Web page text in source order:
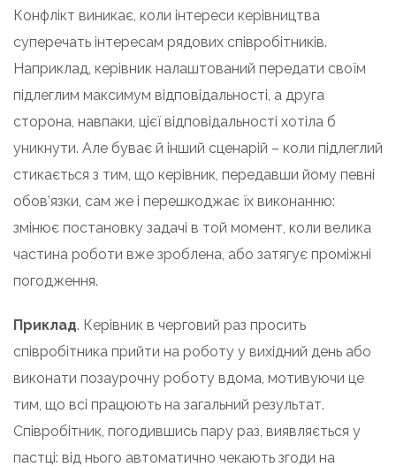
Конфлікт виникає, коли інтереси керівництва
суперечать інтересам рядових співробітників.
Наприклад, керівник налаштований передати своїм
підлеглим максимум відповідальності, а друга
сторона, навпаки, цієї відповідальності хотіла б
уникнути. Але буває й інший сценарій – коли підлеглий
стикається з тим, що керівник, передавши йому певні
обов’язки, сам же і перешкоджає їх виконанню:
змінює постановку задачі в той момент, коли велика
частина роботи вже зроблена, або затягує проміжні
погодження.
Приклад. Керівник в черговий раз просить
співробітника прийти на роботу у вихідний день або
виконати позаурочну роботу вдома, мотивуючи це
тим, що всі працюють на загальний результат.
Співробітник, погодившись пару раз, виявляється у
пастці: від нього автоматично чекають згоди на